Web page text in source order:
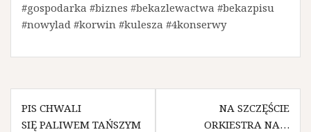
#gospodarka #biznes #bekazlewactwa #bekazpisu
#nowylad #korwin #kulesza #4konserwy
N
PIS CHWALI
SIĘ PALIWEM TAŃSZYM
NA SZCZĘŚCIE
ORKIESTRA NA…